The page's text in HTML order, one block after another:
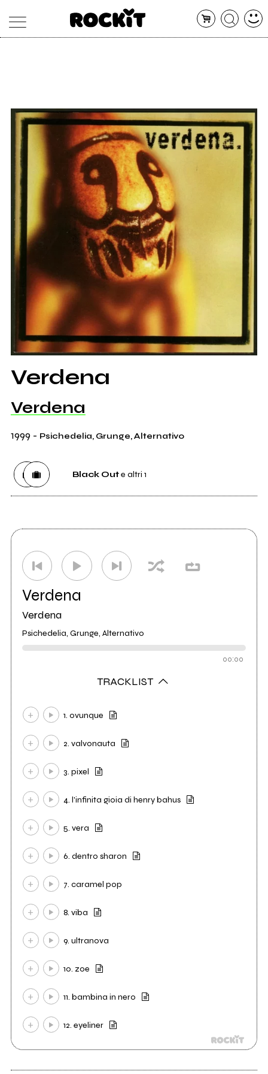
ARTISTI
CONCERTI
SHOP
RADIO
Verdena
Verdena
1999 - Psichedelia, Grunge, Alternativo
Black Oute altri 1
Verdena
Verdena
Psichedelia, Grunge, Alternativo
00:00
TRACKLIST
1. ovunque
2. valvonauta
3. pixel
4. l'infinita gioia di henry bahus
5. vera
6. dentro sharon
7. caramel pop
8. viba
9. ultranova
10. zoe
11. bambina in nero
12. eyeliner